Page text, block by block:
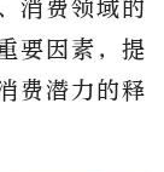
消费领域的
要因素，提
费潜力的释